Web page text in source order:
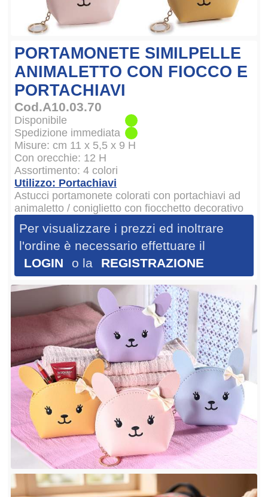
PORTAMONETE SIMILPELLE
ANIMALETTO CON FIOCCO E
PORTACHIAVI
Cod.A10.03.70
Disponibile
Spedizione immediata
Misure: cm 11 x 5,5 x 9 H
Con orecchie: 12 H
Assortimento: 4 colori
Utilizzo: Portachiavi
Astucci portamonete colorati con portachiavi ad
animaletto / coniglietto con fiocchetto decorativo
Per visualizzare i prezzi ed inoltrare
l'ordine è necessario effettuare il
LOGIN
o la REGISTRAZIONE